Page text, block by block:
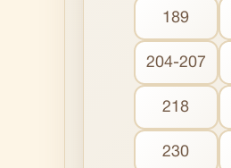
189
204-207
218
230